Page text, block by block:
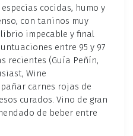
cocidas, humo y
con taninos muy
impecable y final
entre 95 y 97
recientes (Guía Peñín,
Wine
carnes rojas de
curados. Vino de gran
de beber entre